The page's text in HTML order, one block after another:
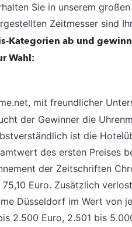
Sie in unserem
Zeitmesser sind
Kategorien ab und
Wahl:
mit freundlicher
der Gewinner die
ist die
des ersten Preises
der Zeitschriften
Euro. Zusätzlich
Düsseldorf im Wert von
2.500 Euro, 2.501 bis